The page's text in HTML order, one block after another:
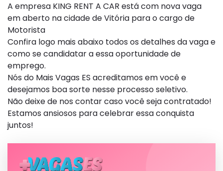
A empresa KING RENT A CAR está com nova vaga
em aberto na cidade de Vitória para o cargo de
Motorista
Confira logo mais abaixo todos os detalhes da vaga e
como se candidatar a essa oportunidade de
emprego.
Nós do Mais Vagas ES acreditamos em você e
desejamos boa sorte nesse processo seletivo.
Não deixe de nos contar caso você seja contratado!
Estamos ansiosos para celebrar essa conquista
juntos!